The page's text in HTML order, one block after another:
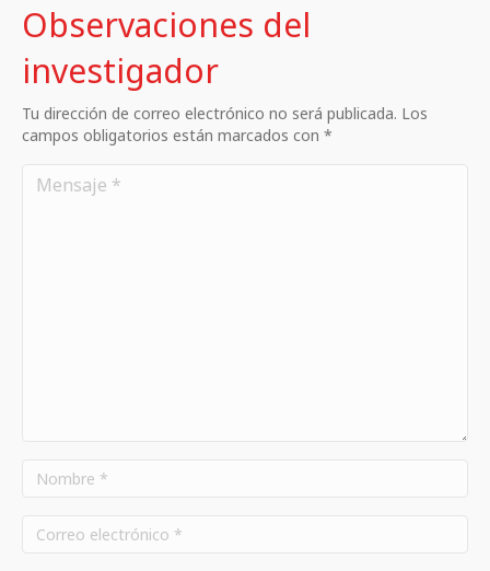
Observaciones del
investigador
Tu dirección de correo electrónico no será publicada. Los
campos obligatorios están marcados con *